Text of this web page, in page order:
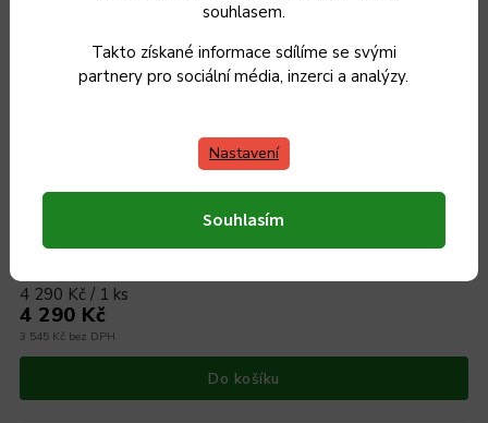
souhlasem.
Takto získané informace sdílíme se svými
partnery pro sociální média, inzerci a analýzy.
Nastavení
Souhlasím
Sada nádobí KOLIMAX PREMIUM 8 ks
3 545 Kč bez DPH
4 290 Kč
4 290 Kč / 1 ks
Do košíku